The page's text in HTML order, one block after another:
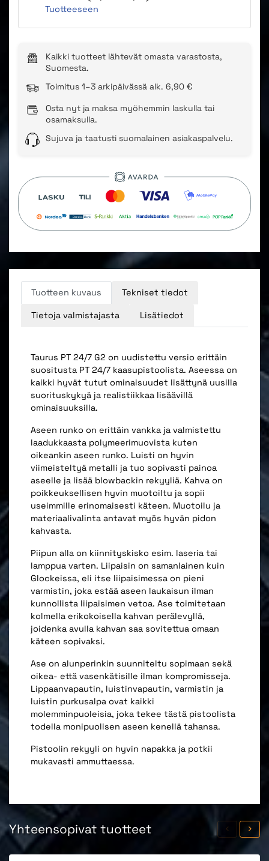
Tuotteeseen
Kaikki tuotteet lähtevät omasta varastosta,
Suomesta.
Toimitus 1–3 arkipäivässä alk. 6,90 €
Osta nyt ja maksa myöhemmin laskulla tai
osamaksulla.
Sujuva ja taatusti suomalainen asiakaspalvelu.
Tuotteen kuvaus Tekniset tiedot
Tietoja valmistajasta Lisätiedot
Taurus PT 24/7 G2 on uudistettu versio erittäin
suositusta PT 24/7 kaasupistoolista. Aseessa on
kaikki hyvät tutut ominaisuudet lisättynä uusilla
suorituskykyä ja realistiikkaa lisäävillä
ominaisuuksilla.
Aseen runko on erittäin vankka ja valmistettu
laadukkaasta polymeerimuovista kuten
oikeankin aseen runko. Luisti on hyvin
viimeisteltyä metalli ja tuo sopivasti painoa
aseelle ja lisää blowbackin rekyyliä. Kahva on
poikkeuksellisen hyvin muotoiltu ja sopii
useimmille erinomaisesti käteen. Muotoilu ja
materiaalivalinta antavat myös hyvän pidon
kahvasta.
Piipun alla on kiinnityskisko esim. laseria tai
lamppua varten. Liipaisin on samanlainen kuin
Glockeissa, eli itse liipaisimessa on pieni
varmistin, joka estää aseen laukaisun ilman
kunnollista liipaisimen vetoa. Ase toimitetaan
kolmella erikokoisella kahvan perälevyllä,
joidenka avulla kahvan saa sovitettua omaan
käteen sopivaksi.
Ase on alunperinkin suunniteltu sopimaan sekä
oikea- että vasenkätisille ilman kompromisseja.
Lippaanvapautin, luistinvapautin, varmistin ja
luistin purkusalpa ovat kaikki
molemminpuoleisia, joka tekee tästä pistoolista
todella monipuolisen aseen kenellä tahansa.
Pistoolin rekyyli on hyvin napakka ja potkii
mukavasti ammuttaessa.
Yhteensopivat tuotteet